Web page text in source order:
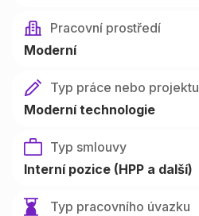
Pracovní prostředí
Moderní
Typ práce nebo projektu
Moderní technologie
Typ smlouvy
Interní pozice (HPP a další)
Typ pracovního úvazku